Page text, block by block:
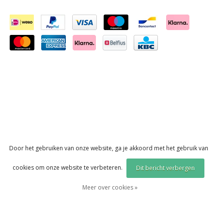
Door het gebruiken van onze website, ga je akkoord met het gebruik van
cookies om onze website te verbeteren. Dit bericht verbergen
Meer over cookies »